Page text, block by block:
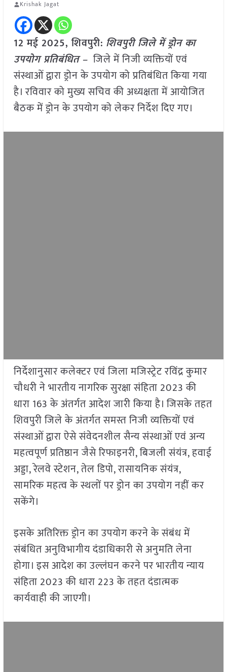
Krishak Jagat
12 मई 2025,शिवपुरी: शिवपुरी जिले में ड्रोन का
उपयोग प्रतिबंधित – जिले में निजी व्यक्तियों एवं
संस्थाओं द्वारा ड्रोन के उपयोग को प्रतिबंधित किया गया
है। रविवार को मुख्य सचिव की अध्यक्षता में आयोजित
बैठक में ड्रोन के उपयोग को लेकर निर्देश दिए गए।
निर्देशानुसार कलेक्टर एवं जिला मजिस्ट्रेट रविंद्र कुमार
चौधरी ने भारतीय नागरिक सुरक्षा संहिता 2023 की
धारा 163 के अंतर्गत आदेश जारी किया है। जिसके तहत
शिवपुरी जिले के अंतर्गत समस्त निजी व्यक्तियों एवं
संस्थाओं द्वारा ऐसे संवेदनशील सैन्य संस्थाओं एवं अन्य
महत्वपूर्ण प्रतिष्ठान जैसे रिफाइनरी, बिजली संयंत्र, हवाई
अड्डा, रेलवे स्टेशन, तेल डिपो, रासायनिक संयंत्र,
सामरिक महत्व के स्थलों पर ड्रोन का उपयोग नहीं कर
सकेंगे।
इसके अतिरिक्त ड्रोन का उपयोग करने के संबंध में
संबंधित अनुविभागीय दंडाधिकारी से अनुमति लेना
होगा। इस आदेश का उल्लंघन करने पर भारतीय न्याय
संहिता 2023 की धारा 223 के तहत दंडात्मक
कार्यवाही की जाएगी।